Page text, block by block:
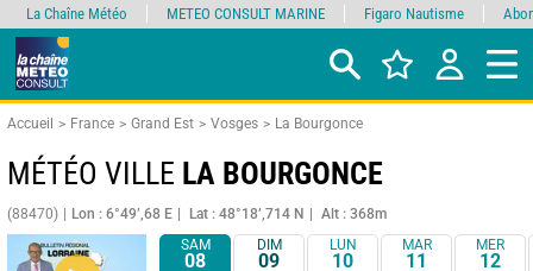
Accueil France Grand Est Vosges La Bourgonce
MÉTÉO VILLE LA BOURGONCE
(88470) Lon : 6°49’,68 E Lat : 48°18’,714 N Alt : 368m
SAM
08
DIM
09
LUN
10
MAR
11
MER
12
La Chaîne Météo METEO CONSULT MARINE Figaro Nautisme